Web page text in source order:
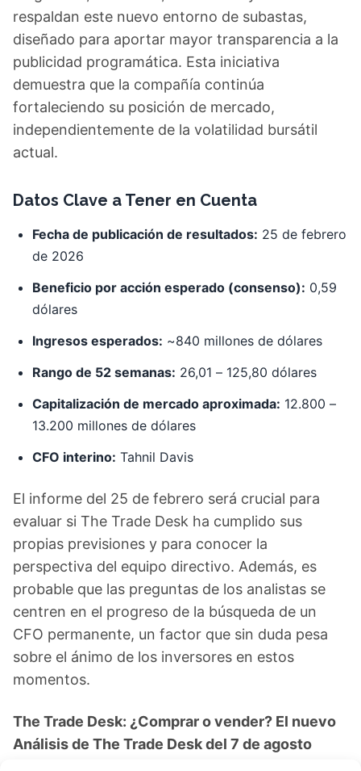
respaldan este nuevo entorno de subastas,
diseñado para aportar mayor transparencia a la
publicidad programática. Esta iniciativa
demuestra que la compañía continúa
fortaleciendo su posición de mercado,
independientemente de la volatilidad bursátil
actual.
Datos Clave a Tener en Cuenta
Fecha de publicación de resultados: 25 de febrero
de 2026
Beneficio por acción esperado (consenso): 0,59
dólares
Ingresos esperados: ~840 millones de dólares
Rango de 52 semanas: 26,01 – 125,80 dólares
Capitalización de mercado aproximada: 12.800 –
13.200 millones de dólares
CFO interino: Tahnil Davis
El informe del 25 de febrero será crucial para
evaluar si The Trade Desk ha cumplido sus
propias previsiones y para conocer la
perspectiva del equipo directivo. Además, es
probable que las preguntas de los analistas se
centren en el progreso de la búsqueda de un
CFO permanente, un factor que sin duda pesa
sobre el ánimo de los inversores en estos
momentos.
The Trade Desk: ¿Comprar o vender? El nuevo
Análisis de The Trade Desk del 7 de agosto